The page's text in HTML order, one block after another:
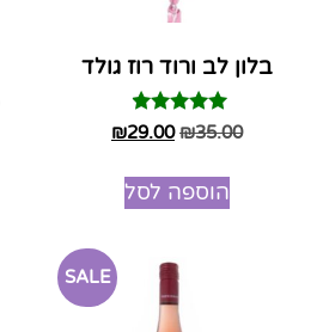
בלון לב ורוד רוז גולד
דורג
4.75
₪35.00
₪29.00
הוספה לסל
SALE